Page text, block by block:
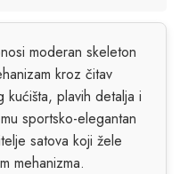
moderan skeleton
kroz čitav
kućišta, plavih detalja i
sportsko-elegantan
satova koji žele
mehanizma.